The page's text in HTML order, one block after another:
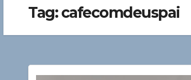
Tag:cafecomdeuspai